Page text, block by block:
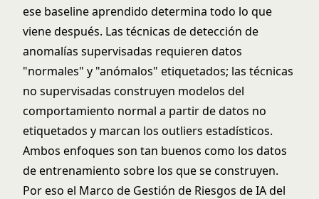
ese baseline aprendido determina todo lo que
viene después. Las técnicas de detección de
anomalías supervisadas requieren datos
"normales" y "anómalos" etiquetados; las técnicas
no supervisadas construyen modelos del
comportamiento normal a partir de datos no
etiquetados y marcan los outliers estadísticos.
Ambos enfoques son tan buenos como los datos
de entrenamiento sobre los que se construyen.
Por eso el Marco de Gestión de Riesgos de IA del